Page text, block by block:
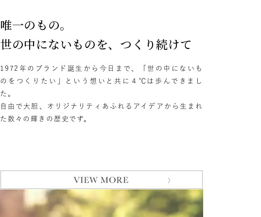
唯一のもの。
世の中にないものを、つくり続けて
1972年のブランド誕生から今日まで、「世の中にないも
のをつくりたい」という想いと共に４℃は歩んできまし
た。
自由で大胆、オリジナリティあふれるアイデアから生まれ
た数々の輝きの歴史です。